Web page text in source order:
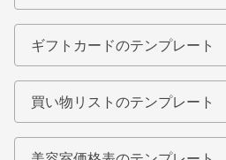
ギフトカードのテンプレート
買い物リストのテンプレート